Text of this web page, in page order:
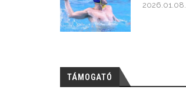
2026.01.08.
TÁMOGATÓ